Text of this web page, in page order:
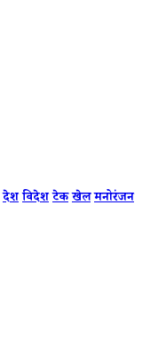
देशविदेशटेकखेलमनोरंजन